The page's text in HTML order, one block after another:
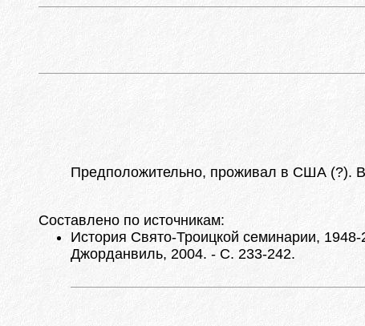
Предположительно, проживал в США (?). В
Составлено по источникам:
История Свято-Троицкой семинарии,
Джорданвиль, 2004. - С. 233-242.